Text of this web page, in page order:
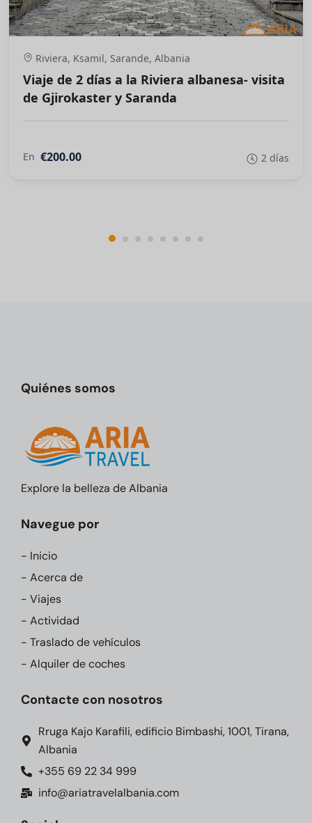
Riviera, Ksamil, Sarande, Albania
Viaje de 2 días a la Riviera albanesa- visita
de Gjirokaster y Saranda
En €200.00 2 días
Quiénes somos
Explore la belleza de Albania
Navegue por
- Inicio
- Acerca de
- Viajes
- Actividad
- Traslado de vehículos
- Alquiler de coches
Contacte con nosotros
Rruga Kajo Karafili, edificio Bimbashi, 1001, Tirana,
Albania
+355 69 22 34 999
info@ariatravelalbania.com